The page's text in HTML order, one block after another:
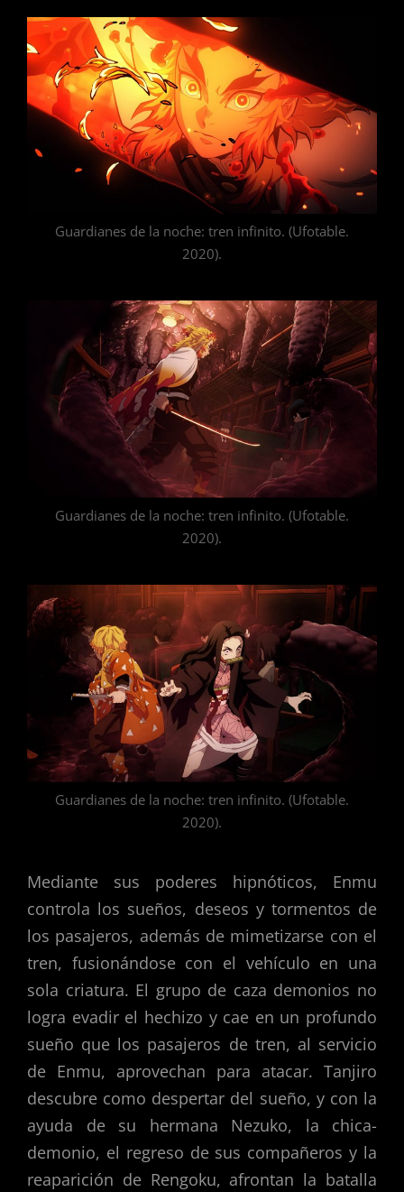
Guardianes de la noche: tren infinito. (Ufotable.
2020).
Guardianes de la noche: tren infinito. (Ufotable.
2020).
Guardianes de la noche: tren infinito. (Ufotable.
2020).
Mediante sus poderes hipnóticos, Enmu
controla los sueños, deseos y tormentos de
los pasajeros, además de mimetizarse con el
tren, fusionándose con el vehículo en una
sola criatura. El grupo de caza demonios no
logra evadir el hechizo y cae en un profundo
sueño que los pasajeros de tren, al servicio
de Enmu, aprovechan para atacar. Tanjiro
descubre como despertar del sueño, y con la
ayuda de su hermana Nezuko, la chica-
demonio, el regreso de sus compañeros y la
reaparición de Rengoku, afrontan la batalla